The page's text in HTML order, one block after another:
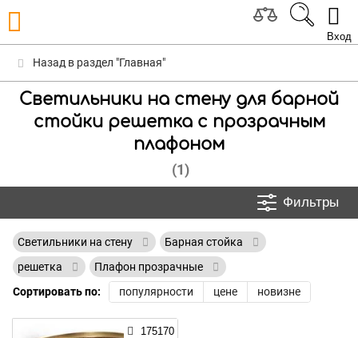
Вход
Назад в раздел "Главная"
Светильники на стену для барной
стойки решетка с прозрачным
плафоном
(1)
Фильтры
Светильники на стену
Барная стойка
решетка
Плафон прозрачные
Сортировать по:
популярности цене новизне
175170